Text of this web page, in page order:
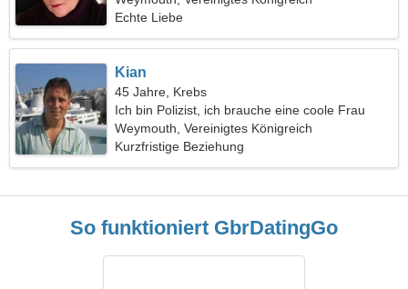
Echte Liebe
Kian
45 Jahre, Krebs
Ich bin Polizist, ich brauche eine coole Frau
Weymouth, Vereinigtes Königreich
Kurzfristige Beziehung
So funktioniert GbrDatingGo